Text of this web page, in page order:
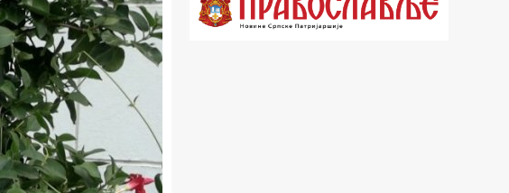
22.03 Црквена предавања и трибине